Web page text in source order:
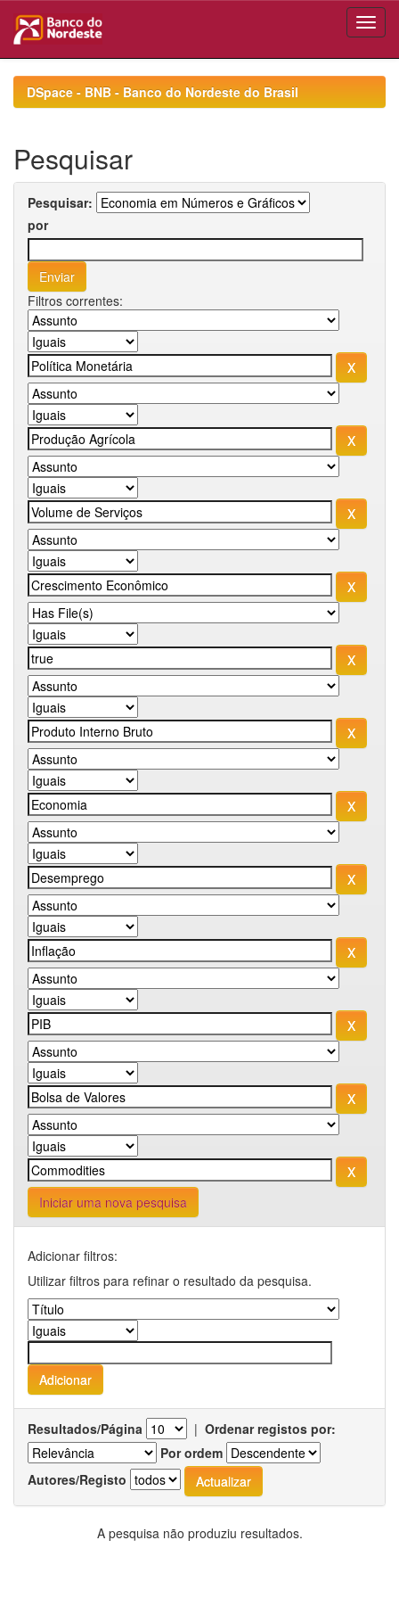
navigationDSpace - BNB - Banco do Nordeste do Brasil
Pesquisar
Pesquisar:
por
Filtros correntes:
Iniciar uma nova pesquisa
Adicionar filtros:
Utilizar filtros para refinar o resultado da pesquisa.
Resultados/Página | Ordenar registos por:
Por ordem
Autores/Registo
A pesquisa não produziu resultados.